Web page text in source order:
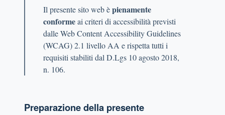
Il presente sito web èpienamente
conformeai criteri di accessibilità previsti
dalle Web Content Accessibility Guidelines
(WCAG) 2.1 livello AA e rispetta tutti i
requisiti stabiliti dal D.Lgs 10 agosto 2018,
n. 106.
Preparazione della presente